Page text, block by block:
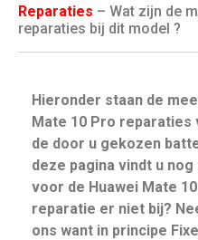
Reparaties – Wat zijn de
reparaties bij dit model ?
Hieronder staan de
Mate 10 Pro
de door u gekozen
deze pagina vindt u
voor de Huawei Mate
reparatie er niet bij?
ons want in principe